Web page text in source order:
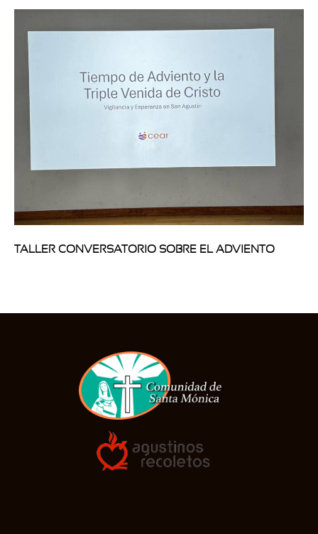
TALLER CONVERSATORIO SOBRE EL ADVIENTO